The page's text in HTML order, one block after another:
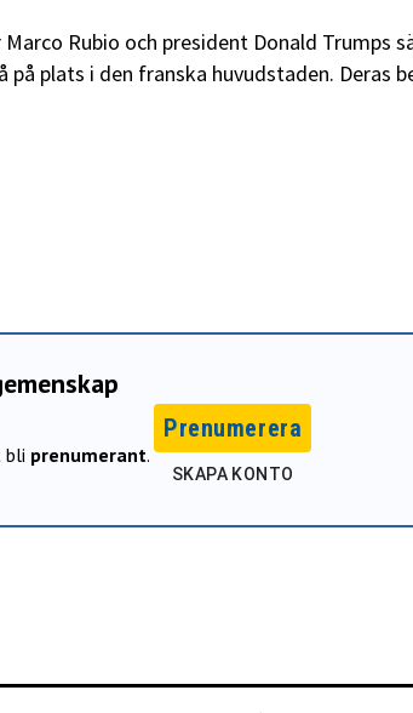
Rubio och president Donald Trumps
på plats i den franska huvudstaden. Deras
bli prenumerant.
Prenumerera
SKAPA KONTO